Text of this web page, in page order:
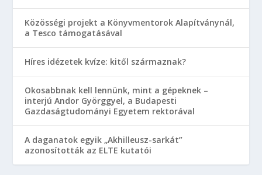
Közösségi projekt a Könyvmentorok Alapítványnál,
a Tesco támogatásával
Híres idézetek kvíze: kitől származnak?
Okosabbnak kell lennünk, mint a gépeknek –
interjú Andor Györggyel, a Budapesti
Gazdaságtudományi Egyetem rektorával
A daganatok egyik „Akhilleusz-sarkát”
azonosították az ELTE kutatói